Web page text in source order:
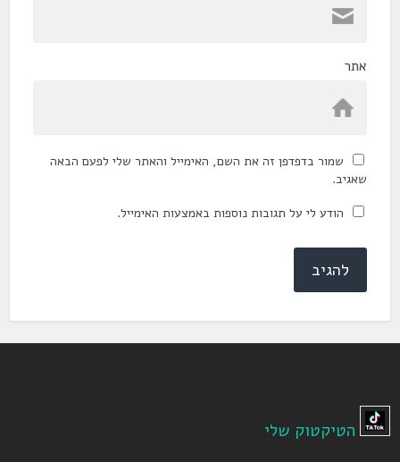
אתר
שמור בדפדפן זה את השם, האימייל והאתר שלי לפעם הבאה
שאגיב.
הודע לי על תגובות נוספות באמצעות האימייל.
הטיקטוק שלי